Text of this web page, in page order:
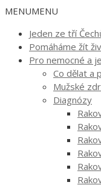
MENUMENU
Jeden ze tří
Pomáháme žít
Pro nemocné a
Co dělat a
Mužské
Diagnózy